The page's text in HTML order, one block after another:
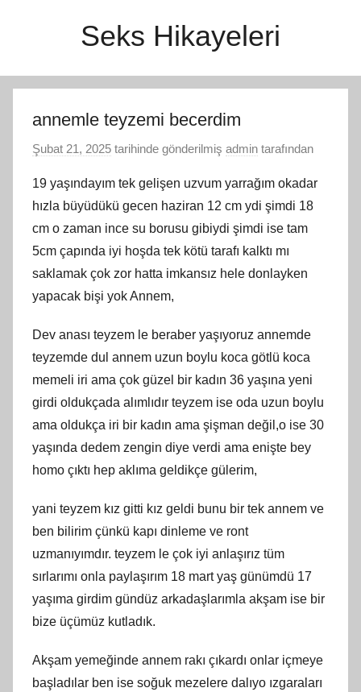
Seks Hikayeleri
annemle teyzemi becerdim
Şubat 21, 2025 tarihinde gönderilmiş admin tarafından
19 yaşındayım tek gelişen uzvum yarrağım okadar
hızla büyüdükü gecen haziran 12 cm ydi şimdi 18
cm o zaman ince su borusu gibiydi şimdi ise tam
5cm çapında iyi hoşda tek kötü tarafı kalktı mı
saklamak çok zor hatta imkansız hele donlayken
yapacak bişi yok Annem,
Dev anası teyzem le beraber yaşıyoruz annemde
teyzemde dul annem uzun boylu koca götlü koca
memeli iri ama çok güzel bir kadın 36 yaşına yeni
girdi oldukçada alımlıdır teyzem ise oda uzun boylu
ama oldukça iri bir kadın ama şişman değil,o ise 30
yaşında dedem zengin diye verdi ama enişte bey
homo çıktı hep aklıma geldikçe gülerim,
yani teyzem kız gitti kız geldi bunu bir tek annem ve
ben bilirim çünkü kapı dinleme ve ront
uzmanıyımdır. teyzem le çok iyi anlaşırız tüm
sırlarımı onla paylaşırım 18 mart yaş günümdü 17
yaşıma girdim gündüz arkadaşlarımla akşam ise bir
bize üçümüz kutladık.
Akşam yemeğinde annem rakı çıkardı onlar içmeye
başladılar ben ise soğuk mezelere dalıyo ızgaraları